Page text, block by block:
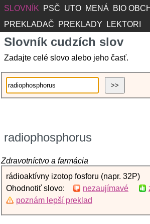
SLOVNÍK PSČ UTO MENÁ
BIO
PREKLADAČ
PREKLADY LEKTORI
Slovník cudzích slov
Zadajte celé slovo alebo jeho časť.
radiophosphorus
Zdravotníctvo a farmácia
rádioaktívny izotop fosforu (napr. 32P)
Ohodnotiť slovo:
nezaujímavé
poznám lepší preklad